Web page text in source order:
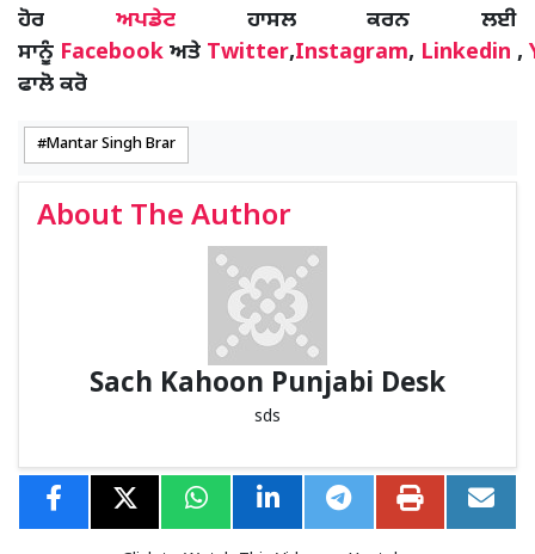
ਹੋਰ ਅਪਡੇਟਹਾਸਲ ਕਰਨ ਲਈ
ਸਾਨੂੰ Facebook ਅਤੇ Twitter,Instagram, Linkedin ,
ਫਾਲੋ ਕਰੋ
Mantar Singh Brar
About The Author
Sach Kahoon Punjabi Desk
sds